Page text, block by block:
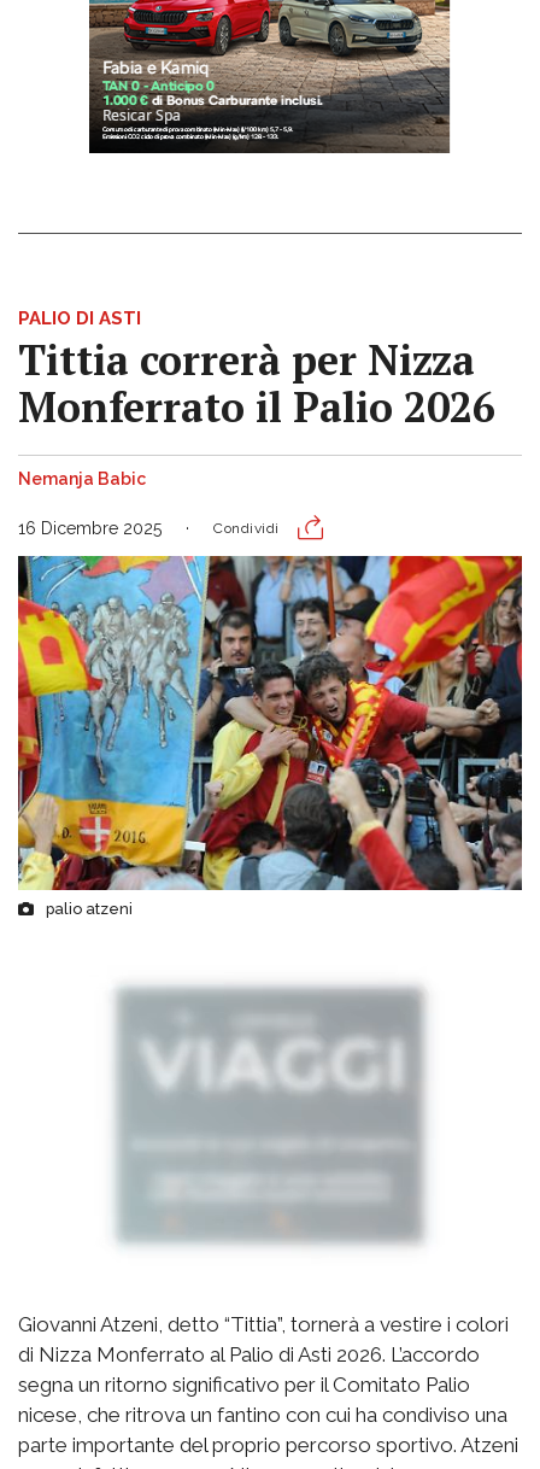
PALIO DI ASTI
Tittia correrà per Nizza
Monferrato il Palio 2026
Nemanja Babic
16 Dicembre 2025 Condividi
palio atzeni
Giovanni Atzeni, detto “Tittia”, tornerà a vestire i colori
di Nizza Monferrato al Palio di Asti 2026. L’accordo
segna un ritorno significativo per il Comitato Palio
nicese, che ritrova un fantino con cui ha condiviso una
parte importante del proprio percorso sportivo. Atzeni